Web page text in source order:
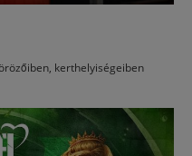
kerthelyiségeiben